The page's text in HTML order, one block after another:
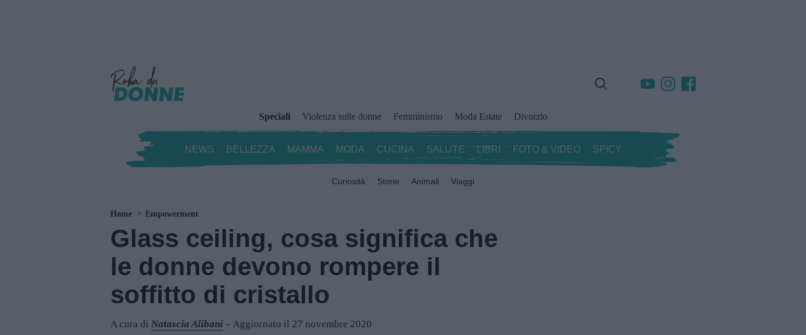
Speciali Violenza sulle donne Femminismo Moda Estate Divorzio
NEWS BELLEZZA MAMMA MODA CUCINA SALUTE LIBRI FOTO & VIDEO SPICY
Curiosità Storie Animali Viaggi
Home Empowerment
Glass ceiling, cosa significa che
le donne devono rompere il
soffitto di cristallo
A cura di Natascia Alibani Aggiornato il 27 novembre 2020